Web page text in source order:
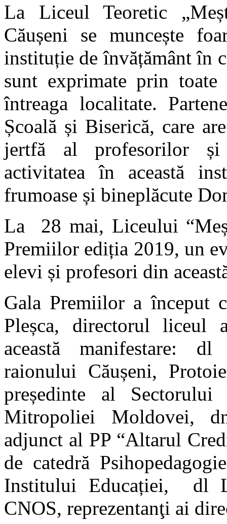
La Liceul Teoretic
Căușeni se muncește
instituție de învățământ în
sunt exprimate prin
întreaga localitate.
Școală și Biserică, care
jertfă al profesorilor și
activitatea în această
frumoase și bineplăcute
La 28 mai, Liceului
Premiilor ediția 2019, un
elevi și profesori din
Gala Premiilor a început
Pleșca, directorul liceul
această manifestare:
raionului Căușeni,
președinte al
Mitropoliei Moldovei,
adjunct al PP “Altarul
de catedră
Institului Educației, dl
CNOS, reprezentanţi ai